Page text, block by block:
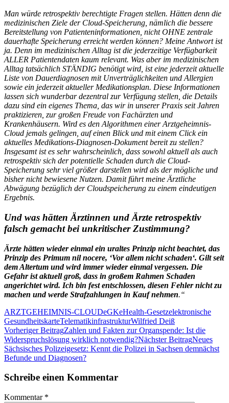
Man würde retrospektiv berechtigte Fragen stellen. Hätten denn die
medizinischen Ziele der Cloud-Speicherung, nämlich die bessere
Bereitstellung von Patienteninformationen, nicht OHNE zentrale
dauerhafte Speicherung erreicht werden können? Meine Antwort ist
ja. Denn im medizinischen Alltag ist die jederzeitige Verfügbarkeit
ALLER Patientendaten kaum relevant. Was aber im medizinischen
Alltag tatsächlich STÄNDIG benötigt wird, ist eine jederzeit aktuelle
Liste von Dauerdiagnosen mit Unverträglichkeiten und Allergien
sowie ein jederzeit aktueller Medikationsplan. Diese Informationen
lassen sich wunderbar dezentral zur Verfügung stellen, die Details
dazu sind ein eigenes Thema, das wir in unserer Praxis seit Jahren
praktizieren, zur großen Freude von Fachärzten und
Krankenhäusern. Wird es den Algorithmen einer Arztgeheimnis-
Cloud jemals gelingen, auf einen Blick und mit einem Click ein
aktuelles Medikations-Diagnosen-Dokument bereit zu stellen?
Insgesamt ist es sehr wahrscheinlich, dass sowohl aktuell als auch
retrospektiv sich der potentielle Schaden durch die Cloud-
Speicherung sehr viel größer darstellen wird als der mögliche und
bisher nicht bewiesene Nutzen. Damit führt meine Ärztliche
Abwägung bezüglich der Cloudspeicherung zu einem eindeutigen
Ergebnis.
Und was hätten Ärztinnen und Ärzte retrospektiv
falsch gemacht bei unkritischer Zustimmung?
Ärzte hätten wieder einmal ein uraltes Prinzip nicht beachtet, das
Prinzip des Primum nil nocere, ‘Vor allem nicht schaden‘. Gilt seit
dem Altertum und wird immer wieder einmal vergessen. Die
Gefahr ist aktuell groß, dass in großem Rahmen Schaden
angerichtet wird. Ich bin fest entschlossen, diesen Fehler nicht zu
machen und werde Strafzahlungen in Kauf nehmen.“
ARZTGEHEIMNIS-CLOUDeGKeHealth-Gesetzelektronische
GesundheitskarteTelematikinfrastrukturWilfried Deiß
Beitragsnavigation
Vorheriger BeitragZahlen und Fakten zur Organspende: Ist die
Widerspruchslösung wirklich notwendig?Nächster BeitragNeues
Sächsisches Polizeigesetz: Kennt die Polizei in Sachsen demnächst
Befunde und Diagnosen?
Schreibe einen Kommentar
Kommentar *